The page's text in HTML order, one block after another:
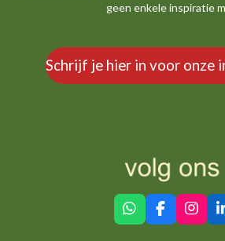
geen enkele inspiratie
Schrijf je hier in voor onze
W
h
F
a
I
n
i